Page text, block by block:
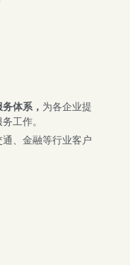
体系， 为各企业提
工作。
、金融等行业客户